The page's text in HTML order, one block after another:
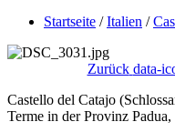
Startseite /Italien /
Zurück data-
Castello del Catajo
Terme in der Provinz